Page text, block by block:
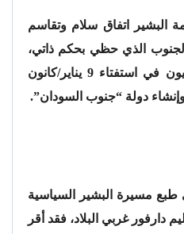
حكومة البشير اتفاق سلام وتقاسم
الذي حظي بحكم ذاتي،
وذلك قبل أن يصوت الجنوبيون في استفتاء 9 يناير/كانون
طبع مسيرة البشير السياسية
دارفور غربي البلاد، فقد أقر